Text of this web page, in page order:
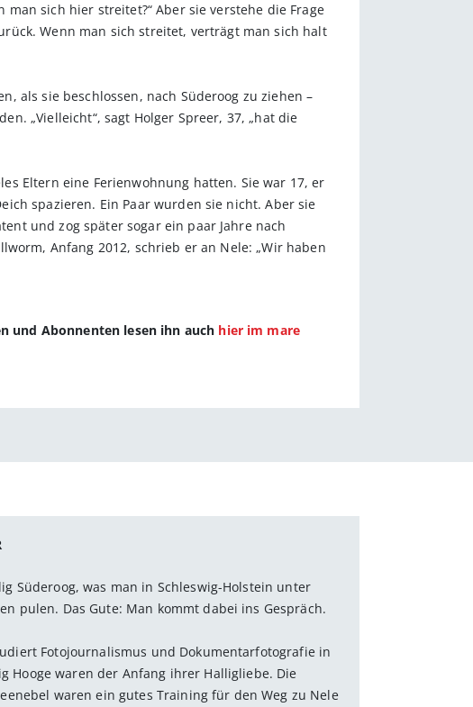
sich hier streitet?“ Aber sie verstehe die Frage
Wenn man sich streitet, verträgt man sich halt
als sie beschlossen, nach Süderoog zu ziehen –
„Vielleicht“, sagt Holger Spreer, 37, „hat die
Eltern eine Ferienwohnung hatten. Sie war 17, er
spazieren. Ein Paar wurden sie nicht. Aber sie
und zog später sogar ein paar Jahre nach
Anfang 2012, schrieb er an Nele: „Wir haben
und Abonnenten lesen ihn auch hier im mare
Süderoog, was man in Schleswig-Holstein unter
pulen. Das Gute: Man kommt dabei ins Gespräch.
Fotojournalismus und Dokumentarfotografie in
Hooge waren der Anfang ihrer Halligliebe. Die
waren ein gutes Training für den Weg zu Nele